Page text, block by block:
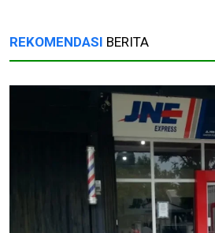
REKOMENDASI BERITA